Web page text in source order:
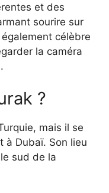
et des
sourire sur
célèbre
la caméra
?
mais il se
à Dubaï. Son lieu
sud de la